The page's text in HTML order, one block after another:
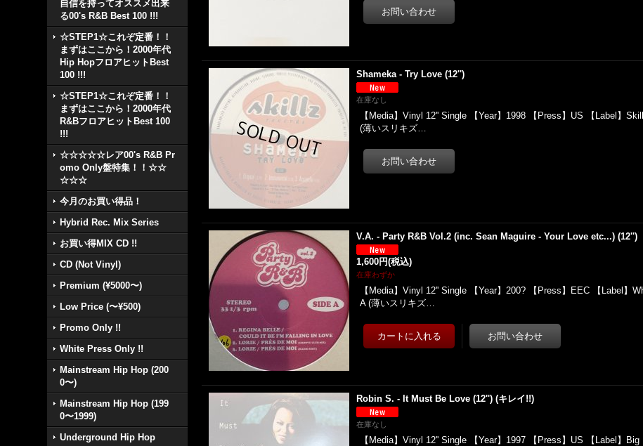
自信を持ってオススメ出来
る00's R&B Best 100 !!!
☆STEP1☆これぞ定番！！
まずはここから！2000年代
Hip HopフロアヒットBest
100 !!!
☆STEP1☆これぞ定番！！
まずはここから！2000年代
R&BフロアヒットBest 100
!!!
☆☆☆☆☆レア00's R&B Pr
omo Only盤特集！！☆☆
☆☆☆
今月のお買い得品！
Hybrid Rec. Mix Series
お買い得MIX CD !!
CD (Not Vinyl)
Premium (¥5000〜)
Low Price (〜¥500)
Promo Only !!
White Press Only !!
Mainstream Hip Hop (200
0〜)
Mainstream Hip Hop (199
0〜1999)
Underground Hip Hop
Shameka - Try Love (12'')
在庫なし
【Media】Vinyl 12'' Single 【Year】1998 【Press】US 【Label】
(薄いスリキズ…
V.A. - Party R&B Vol.2 (inc. Sean Maguire - Your Love etc...) (12'')
1,600円(税込)
在庫わずか
【Media】Vinyl 12'' Single 【Year】200? 【Press】EEC 【Label】
A (薄いスリキズ…
Robin S. - It Must Be Love (12'') (キレイ!!)
在庫なし
【Media】Vinyl 12'' Single 【Year】1997 【Press】US 【Label】